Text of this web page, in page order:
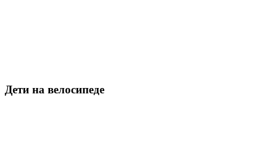
Дети на велосипеде